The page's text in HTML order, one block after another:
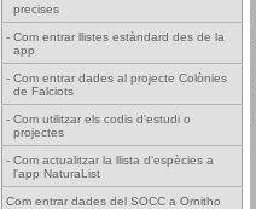
precises
- Com entrar llistes estàndard des de la
app
- Com entrar dades al projecte Colònies
de Falciots
- Com utilitzar els codis d'estudi o
projectes
- Com actualitzar la llista d'espècies a
l'app NaturaList
Com entrar dades del SOCC a Ornitho